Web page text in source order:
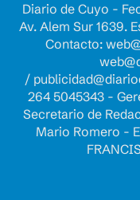
Diario de Cuyo -
Av. Alem Sur 1639.
Contacto:
/
264 5045343 -
Secretario de
Mario Romero -